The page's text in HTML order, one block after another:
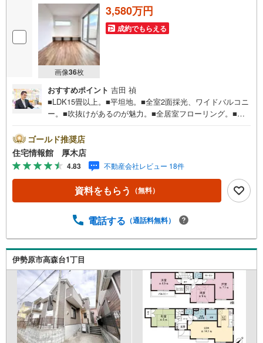
画像36枚
3,580万円
成約でもらえる
おすすめポイント 吉田 禎
■LDK15畳以上。■平坦地。■全室2面採光、ワイドバルコニ
ー。■吹抜けがあるのが魅力。■全居室フローリング。■全
機、浴室に窓。住宅情報館は関東エリアに店舗展開してお
ります。豊富な物件情報をご用意して皆様の住まい探しを
お手伝いしております。まずは最寄りの住宅情報館にお気
軽にご相談ください。住宅ローン相談会も同時開催中無理
のない住宅ローンの試算やご購入の際にかかる諸費用の概
算も行っております。しっかりとした資金計画のアドバイ
ゴールド推奨店
住宅情報館 厚木店
4.83 不動産会社レビュー 18件
資料をもらう （無料）
電話する （通話料無料）
伊勢原市高森台1丁目